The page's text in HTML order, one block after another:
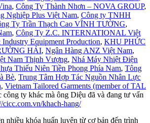
, Công Ty Thành Nhơn – NOVA GROUP,
Nghiệp Plus Việt Nam, Công ty TNHH
Ty Trần Thạch Cao VĨNH TƯỜNG,
, Công Ty Z.C. INTERNATIONAL Việt
Industry Equipment Production, KHU PHỨC
HẢI, Ngân Hàng ANZ Việt Nam,
Nam Thịnh Vượng, Nhá Máy Nhiệt Điện
Thiếu Niên Tiền Phong Phía Nam, Tông
Bè, Trung Tâm Hợp Tác Nguồn Nhân Lực
, Vietnam Tailored Garments (member of TAL
công ty khác mà ông Diệu đã và đang tư vấn
cicc.com.vn/khach-hang/
nhiều khóa huấn luyện từ cơ bản đến trình